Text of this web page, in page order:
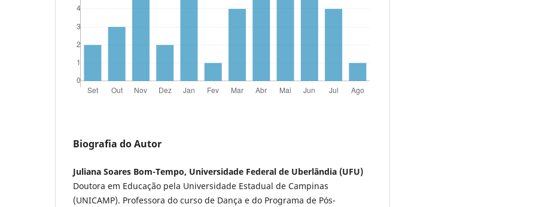
Biografia do Autor
Juliana Soares Bom-Tempo, Universidade Federal de Uberlândia (UFU)
Doutora em Educação pela Universidade Estadual de Campinas
(UNICAMP). Professora do curso de Dança e do Programa de Pós-